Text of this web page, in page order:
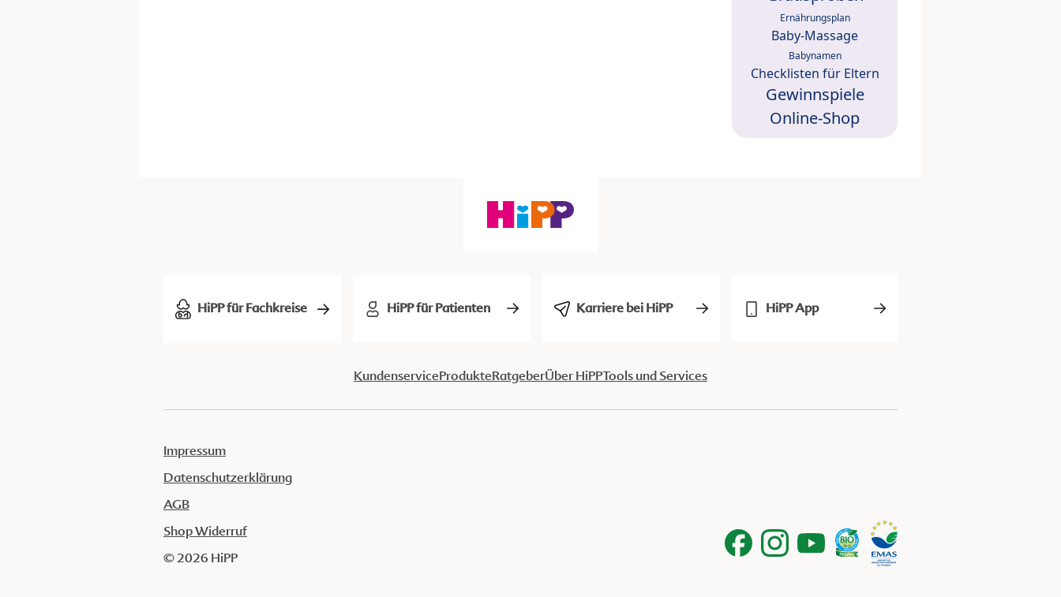
Ernährungsplan
Baby-Massage
Babynamen
Checklisten für Eltern
Gewinnspiele
Online-Shop
HiPP für Fachkreise HiPP für Patienten Karriere bei HiPP HiPP App
KundenserviceProdukteRatgeberÜber HiPPTools und Services
Impressum
Datenschutzerklärung
AGB
Shop Widerruf
© 2026 HiPP